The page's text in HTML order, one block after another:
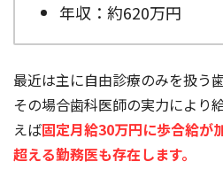
年収：約620万円
最近は主に自由診療のみを扱う
その場合歯科医師の実力により
えば固定月給30万円に歩合給が
超える勤務医も存在します。